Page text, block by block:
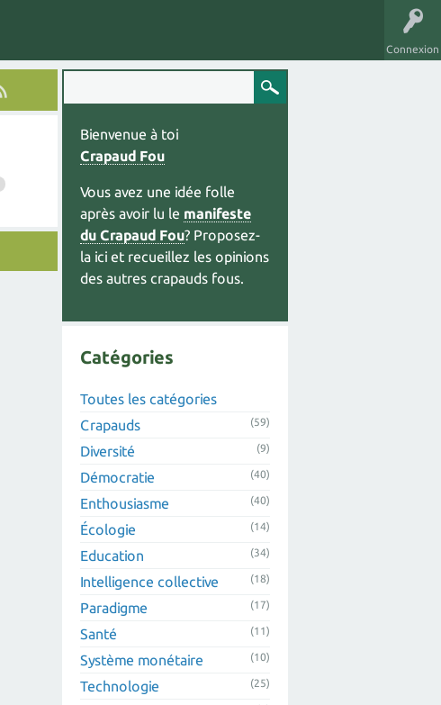
Connexion
Bienvenue à toi
Crapaud Fou
Vous avez une idée folle
après avoir lu le manifeste
du Crapaud Fou? Proposez-
la ici et recueillez les opinions
des autres crapauds fous.
Catégories
Toutes les catégories
Crapauds
(59)
Diversité (9)
Démocratie (40)
Enthousiasme (40)
Écologie (14)
Education (34)
Intelligence collective (18)
Paradigme (17)
Santé (11)
Système monétaire (10)
Technologie (25)